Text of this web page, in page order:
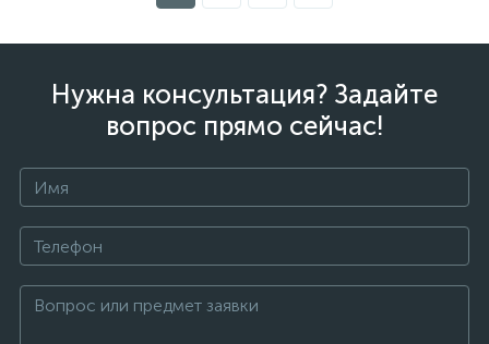
Нужна консультация? Задайте
вопрос прямо сейчас!